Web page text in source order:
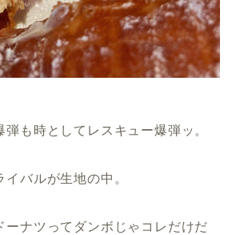
弾も時としてレスキュー爆弾ッ。
バルが生地の中。
ーナツってダンボじゃコレだけだ